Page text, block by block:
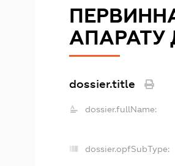
АПАРАТУ
dossier.title
dossier.fullName:
dossier.opfSubType: